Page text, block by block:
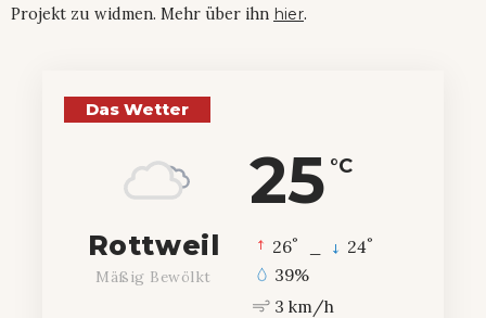
Projekt zu widmen. Mehr über ihn hier.
Das Wetter
25 °C
Rottweil
Mäßig Bewölkt
26° 24°
39%
3 km/h